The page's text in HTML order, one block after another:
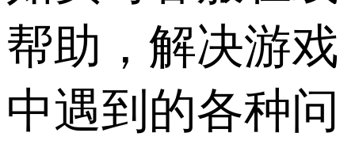
帮助，解决游戏
中遇到的各种问